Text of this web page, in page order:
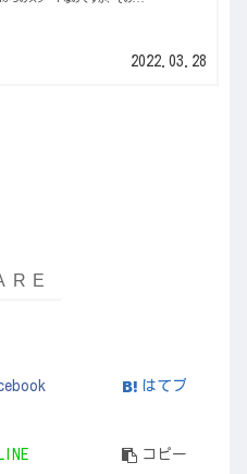
2022.03.28
はてブ
LINE コピー